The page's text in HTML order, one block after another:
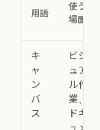
用語
使う
場面
キ
ャ
ン
バ
ス
ビジ
ュア
ル作
業、
ドキ